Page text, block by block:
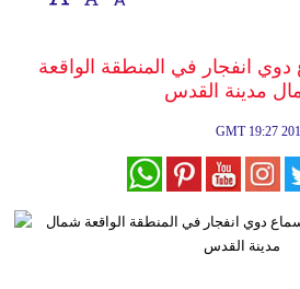
وموسيقى
سياحة
دوي انفجار في المنطقة الواقعة
مدينة القدس
GMT